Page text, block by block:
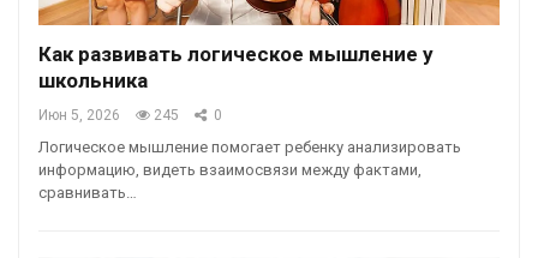
Как развивать логическое мышление у
школьника
Июн 5, 2026 245 0
Логическое мышление помогает ребенку анализировать
информацию, видеть взаимосвязи между фактами,
сравнивать…